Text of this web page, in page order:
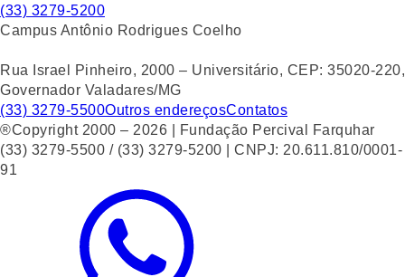
(33) 3279-5200
Campus Antônio Rodrigues Coelho
Rua Israel Pinheiro, 2000 – Universitário, CEP: 35020-220,
Governador Valadares/MG
(33) 3279-5500Outros endereçosContatos
®Copyright 2000 – 2026 | Fundação Percival Farquhar
(33) 3279-5500 / (33) 3279-5200 | CNPJ: 20.611.810/0001-
91